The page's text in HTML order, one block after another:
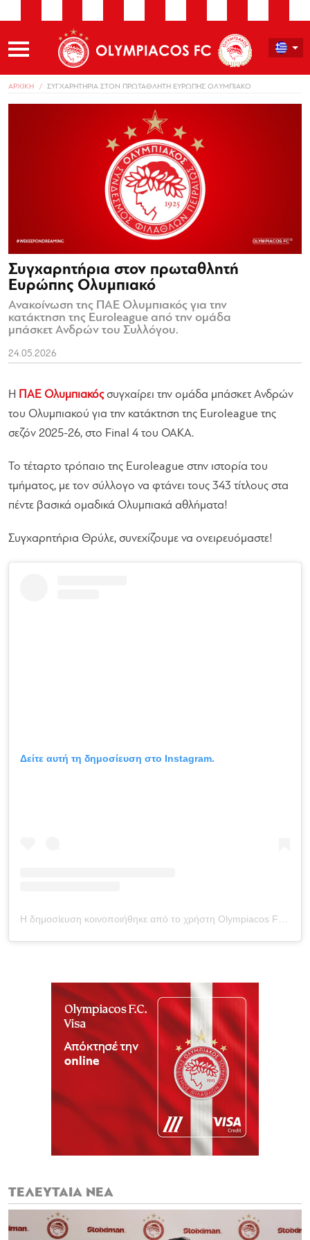
ΑΡΧΙΚΗ ΣΥΓΧΑΡΗΤΗΡΙΑ ΣΤΟΝ ΠΡΩΤΑΘΛΗΤΗ ΕΥΡΩΠΗΣ ΟΛΥΜΠΙΑΚΟ
Συγχαρητήρια στον πρωταθλητή
Ευρώπης Ολυμπιακό
Ανακοίνωση της ΠΑΕ Ολυμπιακός για την
κατάκτηση της Euroleague από την ομάδα
μπάσκετ Ανδρών του Συλλόγου.
24.05.2026
Η ΠΑΕ Ολυμπιακόςσυγχαίρει την ομάδα μπάσκετ Ανδρών
του Ολυμπιακού για την κατάκτηση της Euroleague της
σεζόν 2025-26, στο Final 4 του ΟΑΚΑ.
Το τέταρτο τρόπαιο της Euroleague στην ιστορία του
τμήματος, με τον σύλλογο να φτάνει τους 343 τίτλους στα
πέντε βασικά ομαδικά Ολυμπιακά αθλήματα!
Συγχαρητήρια Θρύλε, συνεχίζουμε να ονειρευόμαστε!
Δείτε αυτή τη δημοσίευση στο Instagram.
ΤΕΛΕΥΤΑΙΑ ΝΕΑ